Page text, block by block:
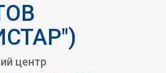
центр